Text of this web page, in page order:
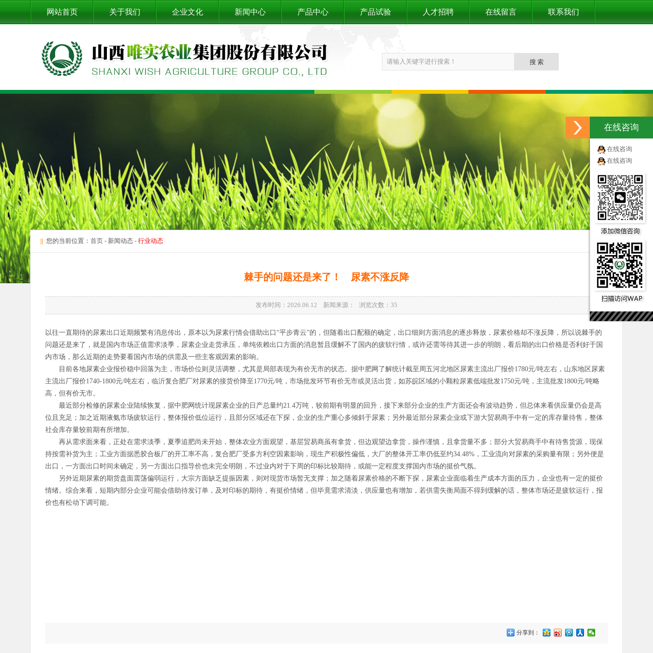
网站首页 关于我们 企业文化 新闻中心 产品中心 产品试验 人才招聘 在线留言 联系我们
|| 您的当前位置： 首页 - 新闻动态 - 行业动态
棘手的问题还是来了！ 尿素不涨反降
发布时间：2026.06.12 新闻来源： 浏览次数： 35
以往一直期待的尿素出口近期频繁有消息传出，原本以为尿素行情会借助出口“平步青云”的，但随着出口配额的确定，出口细则方面消息的逐步释放，尿素价格却不涨反降，所以说棘手的
问题还是来了，就是国内市场正值需求淡季，尿素企业走货承压，单纯依赖出口方面的消息暂且缓解不了国内的疲软行情，或许还需等待其进一步的明朗，看后期的出口价格是否利好于国
内市场，那么近期的走势要看国内市场的供需及一些主客观因素的影响。
目前各地尿素企业报价稳中回落为主，市场价位则灵活调整，尤其是局部表现为有价无市的状态。据中肥网了解统计截至周五河北地区尿素主流出厂报价1780元/吨左右，山东地区尿素
主流出厂报价1740-1800元/吨左右，临沂复合肥厂对尿素的接货价降至1770元/吨，市场批发环节有价无市或灵活出货，如苏皖区域的小颗粒尿素低端批发1750元/吨，主流批发1800元/吨略
高，但有价无市。
最近部分检修的尿素企业陆续恢复，据中肥网统计现尿素企业的日产总量约21.4万吨，较前期有明显的回升，接下来部分企业的生产方面还会有波动趋势，但总体来看供应量仍会是高
位且充足；加之近期液氨市场疲软运行，整体报价低位运行，且部分区域还在下探，企业的生产重心多倾斜于尿素；另外最近部分尿素企业或下游大贸易商手中有一定的库存量待售，整体
社会库存量较前期有所增加。
再从需求面来看，正处在需求淡季，夏季追肥尚未开始，整体农业方面观望，基层贸易商虽有拿货，但边观望边拿货，操作谨慎，且拿货量不多；部分大贸易商手中有待售货源，现保
持按需补货为主；工业方面据悉胶合板厂的开工率不高，复合肥厂受多方利空因素影响，现生产积极性偏低，大厂的整体开工率仍低至约34.48%，工业流向对尿素的采购量有限；另外便是
出口，一方面出口时间未确定，另一方面出口指导价也未完全明朗，不过业内对于下周的印标比较期待，或能一定程度支撑国内市场的挺价气氛。
另外近期尿素的期货盘面震荡偏弱运行，大宗方面缺乏提振因素，则对现货市场暂无支撑；加之随着尿素价格的不断下探，尿素企业面临着生产成本方面的压力，企业也有一定的挺价
情绪。综合来看，短期内部分企业可能会借助待发订单，及对印标的期待，有挺价情绪，但毕竟需求清淡，供应量也有增加，若供需失衡局面不得到缓解的话，整体市场还是疲软运行，报
价也有松动下调可能。
分享到：
在线咨询
在线咨询
在线咨询